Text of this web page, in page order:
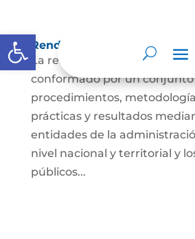
Abrir barra de herramientas
Rendición de cuentas
La rendición de cuentas es el
conformado por un conjunto
procedimientos,
prácticas y resultados
entidades de la
nivel nacional y territorial y
públicos...